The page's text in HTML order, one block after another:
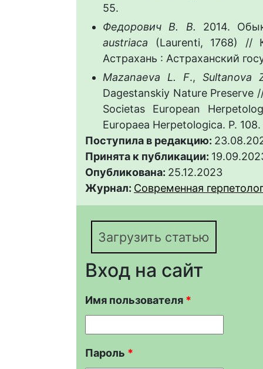
55.
Федорович В. В. 2014.
austriaca (Laurenti, 1768) //
Астрахань : Астраханский
Mazanaeva L. F., Sultanova
Dagestanskiy Nature Preserve
Societas European
Europaea Herpetologica. P. 108.
Поступила в редакцию:
Принята к публикации:
Опубликована: 25.12.2023
Журнал: Современная
Загрузить статью
Вход на сайт
Имя пользователя *
Пароль *